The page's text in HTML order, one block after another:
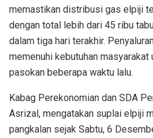
memastikan distribusi gas elpiji
dengan total lebih dari 45 ribu
dalam tiga hari terakhir.
memenuhi kebutuhan masyarakat
pasokan beberapa waktu lalu.
Kabag Perekonomian dan SDA
Asrizal, mengatakan suplai elpiji
pangkalan sejak Sabtu, 6